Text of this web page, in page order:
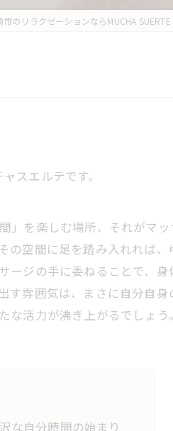
市のリラクゼーションならMUCHA SUERTE
スエルテです。
を楽しむ場所、それがマ
空間に足を踏み入れれば
ジの手に委ねることで、
雰囲気は、まさに自分自
活力が沸き上がるでしょう。
な自分時間の始まり